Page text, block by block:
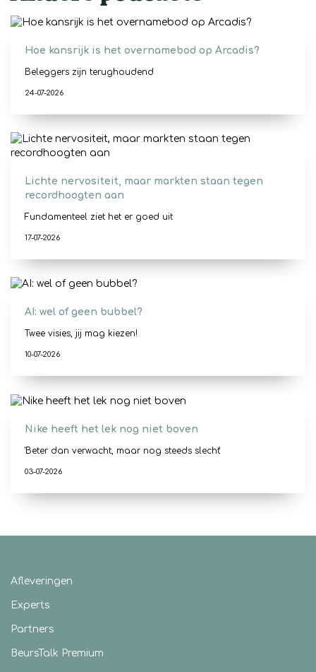
Hoe kansrijk is het overnamebod op Arcadis?
Beleggers zijn terughoudend
24-07-2026
Lichte nervositeit, maar markten staan tegen
recordhoogten aan
Fundamenteel ziet het er goed uit
17-07-2026
AI: wel of geen bubbel?
Twee visies, jij mag kiezen!
10-07-2026
Nike heeft het lek nog niet boven
'Beter dan verwacht, maar nog steeds slecht'
03-07-2026
Afleveringen
Experts
Partners
BeursTalk Premium